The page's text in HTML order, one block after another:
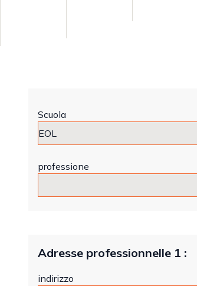
Scuola
professione
Adresse professionnelle 1 :
indirizzo